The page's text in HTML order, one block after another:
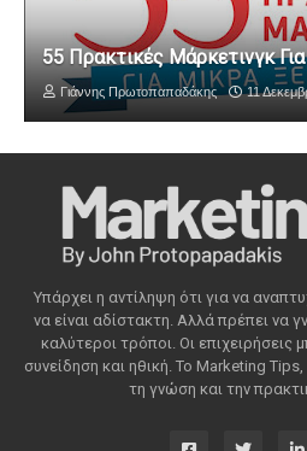
55 Πρακτικές Μάρκετινγκ
Γιάννης Πρωτοπαπαδάκης 11
Υπάρχει η αντίληψη ότι για να
να είναι αδίστακτη. Αλλά πρέπει να
καλύτεροι τρόποι. Οι
συνείδηση ​​και ηθική. Το Marketing
τη γνώση και την